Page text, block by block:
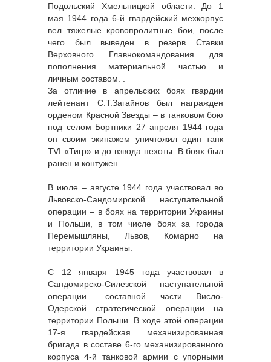
Подольский Хмельницкой области. До 1
мая 1944 года 6-й гвардейский мехкорпус
вел тяжелые кровопролитные бои, после
чего был выведен в резерв Ставки
Верховного Главнокомандования для
пополнения материальной частью и
личным составом. .
За отличие в апрельских боях гвардии
лейтенант С.Т.Загайнов был награжден
орденом Красной Звезды – в танковом бою
под селом Бортники 27 апреля 1944 года
он своим экипажем уничтожил один танк
TVI «Тигр» и до взвода пехоты. В боях был
ранен и контужен.
В июле – августе 1944 года участвовал во
Львовско-Сандомирской наступательной
операции – в боях на территории Украины
и Польши, в том числе боях за города
Перемышляны, Львов, Комарно на
территории Украины.
С 12 января 1945 года участвовал в
Сандомирско-Силезской наступательной
операции –составной части Висло-
Одерской стратегической операции на
территории Польши. В ходе этой операции
17-я гвардейская механизированная
бригада в составе 6-го механизированного
корпуса 4-й танковой армии с упорными